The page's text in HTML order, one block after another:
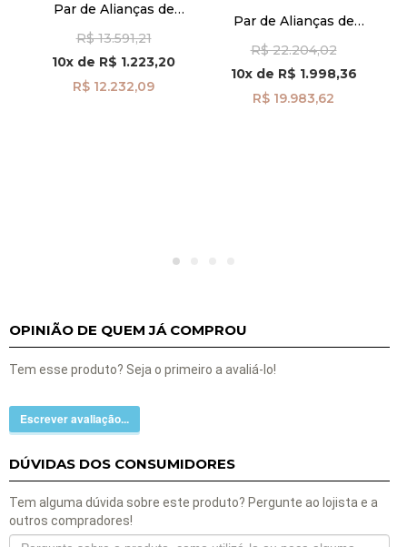
Par de Alianças de
Anatômica Frisos
al40030D1
R$ 13.591,21
10x de R$ 1.223,20
R$ 12.232,09
Par de Alianças de
Anatômica com
Diamante e sem
Diamante ead50
R$ 22.204,02
10xde R$ 1.998,36
R$ 19.983,62
OPINIÃO DE QUEM JÁ COMPROU
Tem esse produto? Seja o primeiro a avaliá-lo!
Escrever avaliação...
DÚVIDAS DOS CONSUMIDORES
Tem alguma dúvida sobre este produto? Pergunte ao lojista e a
outros compradores!